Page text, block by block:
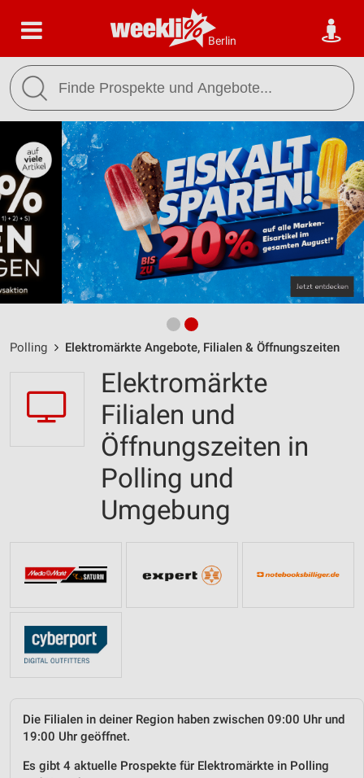
Berlin
Polling Elektromärkte Angebote, Filialen & Öffnungszeiten
Elektromärkte
Filialen und
Öffnungszeiten in
Polling und
Umgebung
Die Filialen in deiner Region haben zwischen 09:00 Uhr und
19:00 Uhr geöffnet.
Es gibt 4 aktuelle Prospekte für Elektromärkte in Polling